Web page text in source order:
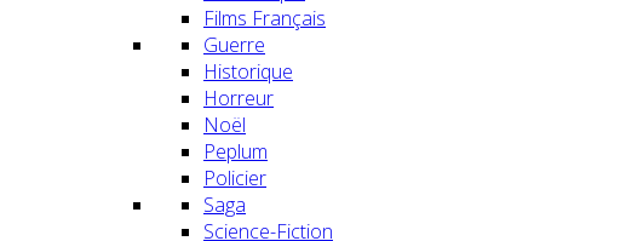
Films Français
Guerre
Historique
Horreur
Noël
Peplum
Policier
Saga
Science-Fiction